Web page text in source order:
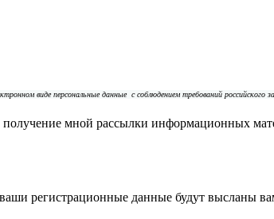
виде персональные данные с соблюдением требований российского
мной рассылки информационных
регистрационные данные будут высланы